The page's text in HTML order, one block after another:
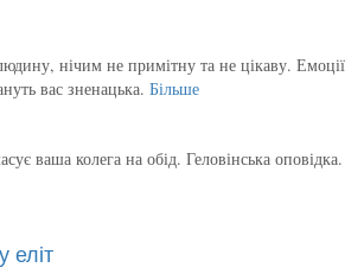
нічим не примітну та не цікаву. Емоції
вас зненацька. Більше
ваша колега на обід. Геловінська оповідка.
еліт